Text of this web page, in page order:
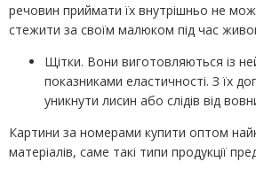
речовин приймати їх внутрішньо не
стежити за своїм малюком під час
Щітки. Вони виготовляються із
показниками еластичності. З їх
уникнути лисин або слідів від
Картини за номерами купити оптом
матеріалів, саме такі типи продукції